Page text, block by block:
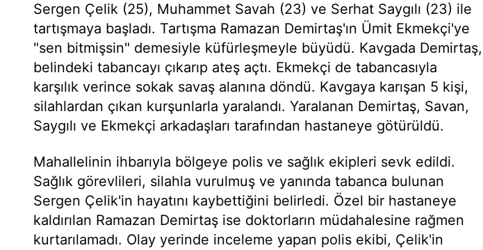
Sergen Çelik (25), Muhammet Savah (23) ve Serhat Saygılı (23) ile
tartışmaya başladı. Tartışma Ramazan Demirtaş'ın Ümit Ekmekçi'ye
"sen bitmişsin" demesiyle küfürleşmeyle büyüdü. Kavgada Demirtaş,
belindeki tabancayı çıkarıp ateş açtı. Ekmekçi de tabancasıyla
karşılık verince sokak savaş alanına döndü. Kavgaya karışan 5 kişi,
silahlardan çıkan kurşunlarla yaralandı. Yaralanan Demirtaş, Savan,
Saygılı ve Ekmekçi arkadaşları tarafından hastaneye götürüldü.
Mahallelinin ihbarıyla bölgeye polis ve sağlık ekipleri sevk edildi.
Sağlık görevlileri, silahla vurulmuş ve yanında tabanca bulunan
Sergen Çelik'in hayatını kaybettiğini belirledi. Özel bir hastaneye
kaldırılan Ramazan Demirtaş ise doktorların müdahalesine rağmen
kurtarılamadı. Olay yerinde inceleme yapan polis ekibi, Çelik'in